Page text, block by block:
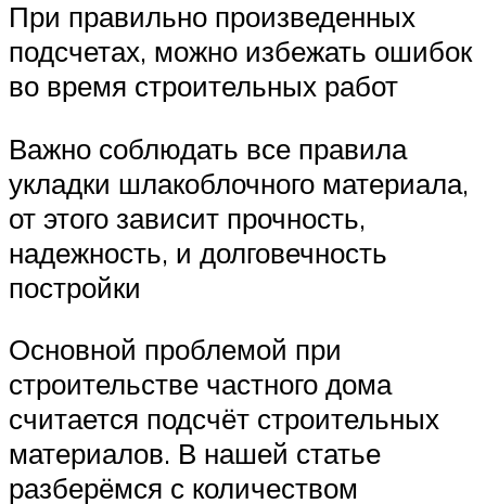
При правильно произведенных
подсчетах, можно избежать ошибок
во время строительных работ
Важно соблюдать все правила
укладки шлакоблочного материала,
от этого зависит прочность,
надежность, и долговечность
постройки
Основной проблемой при
строительстве частного дома
считается подсчёт строительных
материалов. В нашей статье
разберёмся с количеством